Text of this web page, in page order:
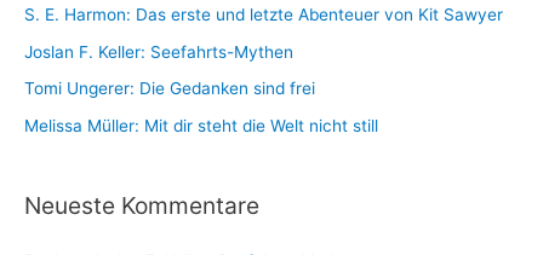
S. E. Harmon: Das erste und letzte Abenteuer von Kit Sawyer
Joslan F. Keller: Seefahrts-Mythen
Tomi Ungerer: Die Gedanken sind frei
Melissa Müller: Mit dir steht die Welt nicht still
Neueste Kommentare